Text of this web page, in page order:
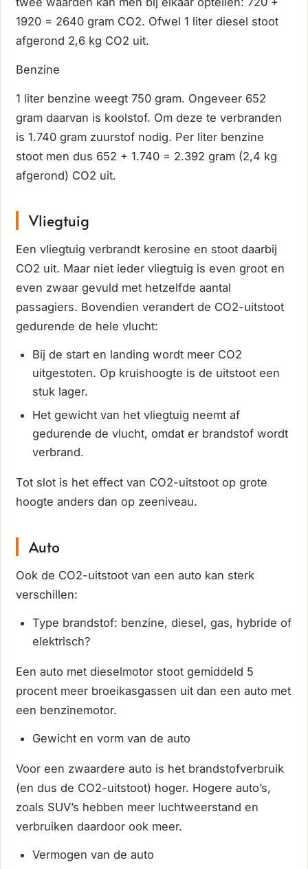
1920 = 2640 gram CO2. Ofwel 1 liter diesel stoot
afgerond 2,6 kg CO2 uit.
Benzine
1 liter benzine weegt 750 gram. Ongeveer 652
gram daarvan is koolstof. Om deze te verbranden
is 1.740 gram zuurstof nodig. Per liter benzine
stoot men dus 652 + 1.740 = 2.392 gram (2,4 kg
afgerond) CO2 uit.
Vliegtuig
Een vliegtuig verbrandt kerosine en stoot daarbij
CO2 uit. Maar niet ieder vliegtuig is even groot en
even zwaar gevuld met hetzelfde aantal
passagiers. Bovendien verandert de CO2-uitstoot
gedurende de hele vlucht:
Bij de start en landing wordt meer CO2
uitgestoten. Op kruishoogte is de uitstoot een
stuk lager.
Het gewicht van het vliegtuig neemt af
gedurende de vlucht, omdat er brandstof wordt
verbrand.
Tot slot is het effect van CO2-uitstoot op grote
hoogte anders dan op zeeniveau.
Auto
Ook de CO2-uitstoot van een auto kan sterk
verschillen:
Type brandstof: benzine, diesel, gas, hybride of
elektrisch?
Een auto met dieselmotor stoot gemiddeld 5
procent meer broeikasgassen uit dan een auto met
een benzinemotor.
Gewicht en vorm van de auto
Voor een zwaardere auto is het brandstofverbruik
(en dus de CO2-uitstoot) hoger. Hogere auto’s,
zoals SUV’s hebben meer luchtweerstand en
verbruiken daardoor ook meer.
Vermogen van de auto